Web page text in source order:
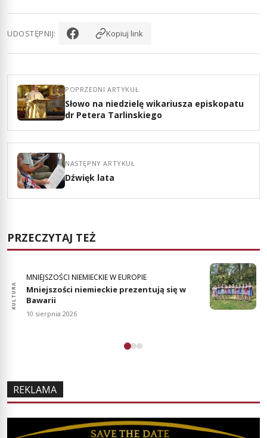
UDOSTĘPNIJ: Kopiuj link
POPRZEDNI ARTYKUŁ
Słowo na niedzielę wikariusza episkopatu
dr Petera Tarlinskiego
NASTĘPNY ARTYKUŁ
Dźwięk lata
PRZECZYTAJ TEŻ
KULTURA
MNIEJSZOŚCI NIEMIECKIE W EUROPIE
Mniejszości niemieckie prezentują się w
Bawarii
10 sierpnia 2026
REKLAMA